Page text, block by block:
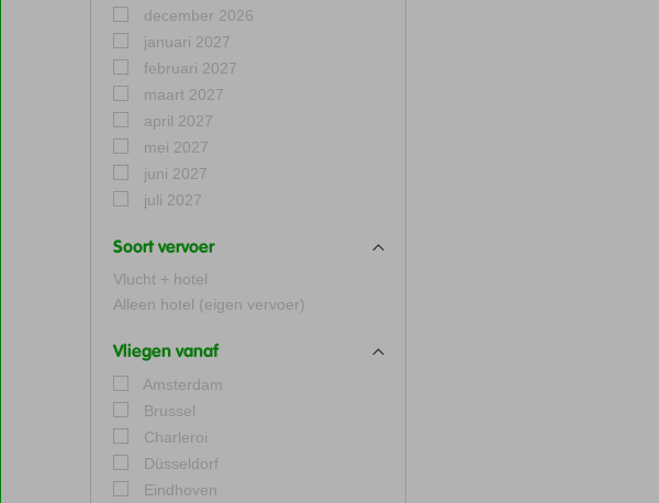
december 2026
januari 2027
februari 2027
maart 2027
april 2027
mei 2027
juni 2027
juli 2027
Soort vervoer
Vlucht + hotel
Alleen hotel (eigen vervoer)
Vliegen vanaf
Amsterdam
Brussel
Charleroi
Düsseldorf
Eindhoven